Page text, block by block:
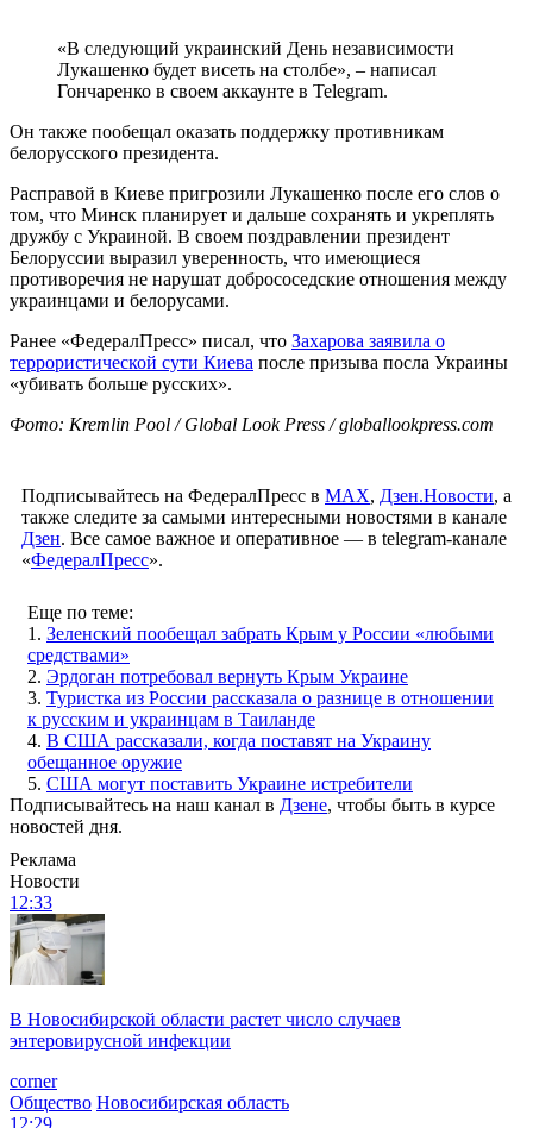
«В следующий украинский День независимости
Лукашенко будет висеть на столбе», – написал
Гончаренко в своем аккаунте в Telegram.
Он также пообещал оказать поддержку противникам
белорусского президента.
Расправой в Киеве пригрозили Лукашенко после его слов о
том, что Минск планирует и дальше сохранять и укреплять
дружбу с Украиной. В своем поздравлении президент
Белоруссии выразил уверенность, что имеющиеся
противоречия не нарушат добрососедские отношения между
украинцами и белорусами.
Ранее «ФедералПресс» писал, что Захарова заявила о
террористической сути Киева после призыва посла Украины
«убивать больше русских».
Фото: Kremlin Pool / Global Look Press / globallookpress.com
Подписывайтесь на ФедералПресс в МАХ, Дзен.Новости, а
также следите за самыми интересными новостями в канале
Дзен. Все самое важное и оперативное — в telegram-канале
«ФедералПресс».
Еще по теме:
1. Зеленский пообещал забрать Крым у России «любыми
средствами»
2. Эрдоган потребовал вернуть Крым Украине
3. Туристка из России рассказала о разнице в отношении
к русским и украинцам в Таиланде
4. В США рассказали, когда поставят на Украину
обещанное оружие
5. США могут поставить Украине истребители
Подписывайтесь на наш канал в Дзене, чтобы быть в курсе
новостей дня.
Реклама
Новости
12:33
В Новосибирской области растет число случаев
энтеровирусной инфекции
corner
Общество Новосибирская область
12:29